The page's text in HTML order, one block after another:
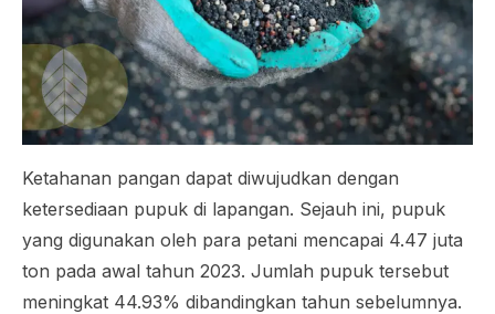
Ketahanan pangan dapat diwujudkan dengan
ketersediaan pupuk di lapangan. Sejauh ini, pupuk
yang digunakan oleh para petani mencapai 4.47 juta
ton pada awal tahun 2023. Jumlah pupuk tersebut
meningkat 44.93% dibandingkan tahun sebelumnya.